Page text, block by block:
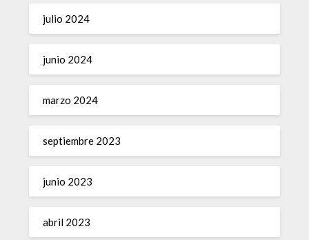
julio 2024
junio 2024
marzo 2024
septiembre 2023
junio 2023
abril 2023